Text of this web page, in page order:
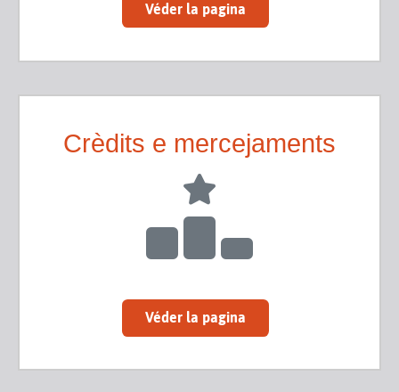
Véder la pagina
Crèdits e mercejaments
Véder la pagina